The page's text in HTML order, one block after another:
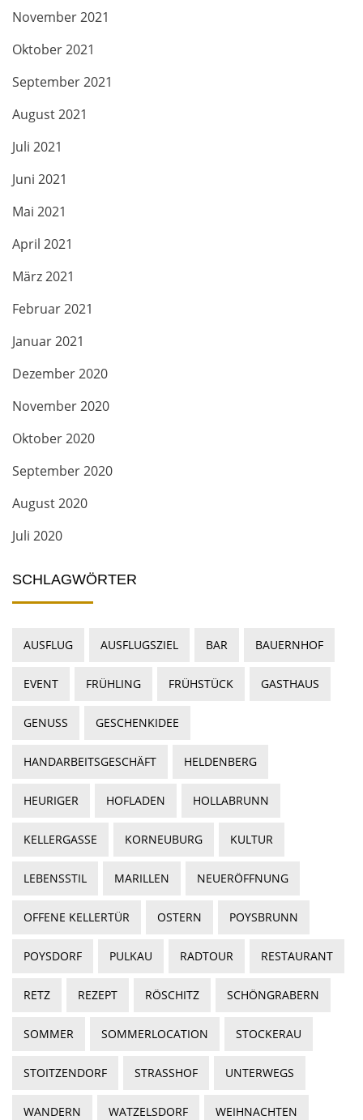
November 2021
Oktober 2021
September 2021
August 2021
Juli 2021
Juni 2021
Mai 2021
April 2021
März 2021
Februar 2021
Januar 2021
Dezember 2020
November 2020
Oktober 2020
September 2020
August 2020
Juli 2020
SCHLAGWÖRTER
AUSFLUG AUSFLUGSZIEL BAR BAUERNHOF
EVENT FRÜHLING FRÜHSTÜCK GASTHAUS
GENUSS GESCHENKIDEE
HANDARBEITSGESCHÄFT HELDENBERG
HEURIGER HOFLADEN HOLLABRUNN
KELLERGASSE KORNEUBURG KULTUR
LEBENSSTIL MARILLEN NEUERÖFFNUNG
OFFENE KELLERTÜR OSTERN POYSBRUNN
POYSDORF PULKAU RADTOUR RESTAURANT
RETZ REZEPT RÖSCHITZ SCHÖNGRABERN
SOMMER SOMMERLOCATION STOCKERAU
STOITZENDORF STRASSHOF UNTERWEGS
WANDERN WATZELSDORF WEIHNACHTEN